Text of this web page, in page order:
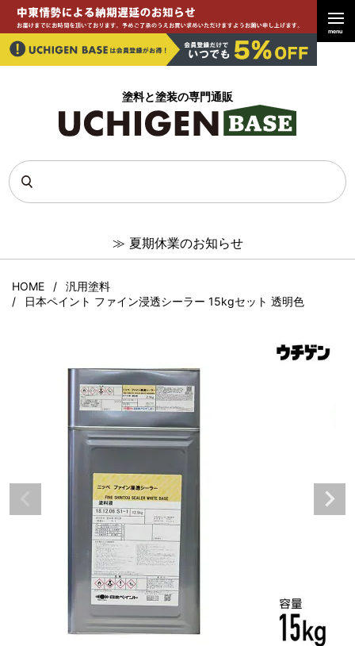
塗料と塗装の専門通販
≫ 夏期休業のお知らせ
menu
HOME
汎用塗料
日本ペイント ファイン浸透シーラー 15kgセット 透明色